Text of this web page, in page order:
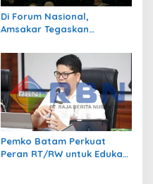
Di Forum Nasional,
Amsakar Tegaskan
Penggerak Pemerataan
Pembangunan
Pemko Batam Perkuat
Peran RT/RW untuk Edukasi